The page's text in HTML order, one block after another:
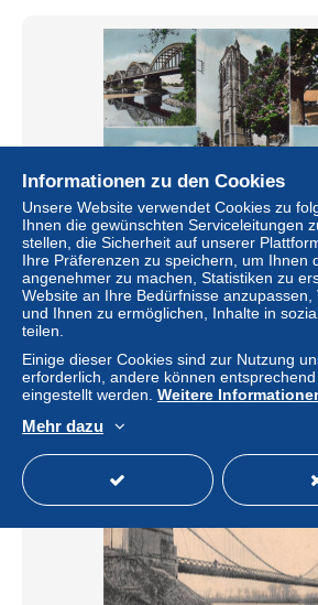
Mer belle multi-vues Pont Eglise
Monument Maréchal
± 3,47 $
Status
Informationen zu den Cookies
Unsere Website verwendet Cookies zu
Ihnen die gewünschten Serviceleitungen
stellen, die Sicherheit auf unserer
Ihre Präferenzen zu speichern, um Ihnen
angenehmer zu machen, Statistiken zu
Website an Ihre Bedürfnisse anzupassen,
und Ihnen zu ermöglichen, Inhalte in
teilen.
Einige dieser Cookies sind zur Nutzung
erforderlich, andere können
eingestellt werden. Weitere
Mehr dazu